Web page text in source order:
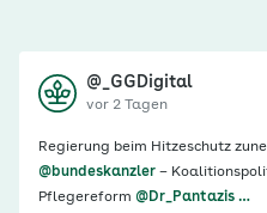
@_GGDigital
vor 2 Tagen
Regierung beim Hitzeschutz
@bundeskanzler –
Pflegereform @Dr_Pantazis …